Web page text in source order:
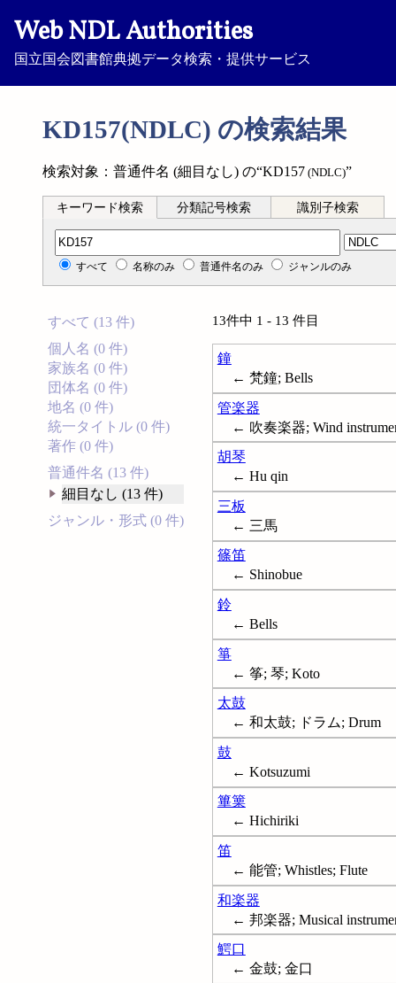
Web NDL Authorities
国立国会図書館典拠データ検索・提供サービス
KD157(NDLC) の検索結果
検索対象：普通件名 (細目なし) の“KD157 (NDLC)”
キーワード検索 分類記号検索 識別子検索
分類記号検索
すべて 名称のみ 普通件名のみ ジャンルのみ
すべて (13 件)
個人名 (0 件)
家族名 (0 件)
団体名 (0 件)
地名 (0 件)
統一タイトル (0 件)
著作 (0 件)
普通件名 (13 件)
細目なし (13 件)
ジャンル・形式 (0 件)
13件中 1 - 13 件目
鐘
← 梵鐘; Bells
管楽器
← 吹奏楽器; Wind
胡琴
← Hu qin
三板
← 三馬
篠笛
← Shinobue
鈴
← Bells
箏
← 筝; 琴; Koto
太鼓
← 和太鼓; ドラム; Drum
鼓
← Kotsuzumi
篳篥
← Hichiriki
笛
← 能管; Whistles; Flute
和楽器
← 邦楽器; Musical
鰐口
← 金鼓; 金口